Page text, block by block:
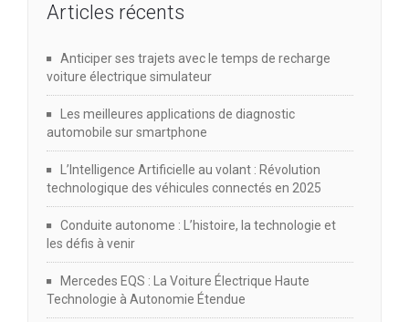
Articles récents
Anticiper ses trajets avec le temps de recharge
voiture électrique simulateur
Les meilleures applications de diagnostic
automobile sur smartphone
L’Intelligence Artificielle au volant : Révolution
technologique des véhicules connectés en 2025
Conduite autonome : L’histoire, la technologie et
les défis à venir
Mercedes EQS : La Voiture Électrique Haute
Technologie à Autonomie Étendue